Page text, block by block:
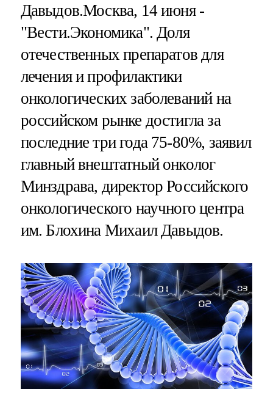
Давыдов.Москва, 14 июня -
"Вести.Экономика". Доля
отечественных препаратов для
лечения и профилактики
онкологических заболеваний на
российском рынке достигла за
последние три года 75-80%, заявил
главный внештатный онколог
Минздрава, директор Российского
онкологического научного центра
им. Блохина Михаил Давыдов.